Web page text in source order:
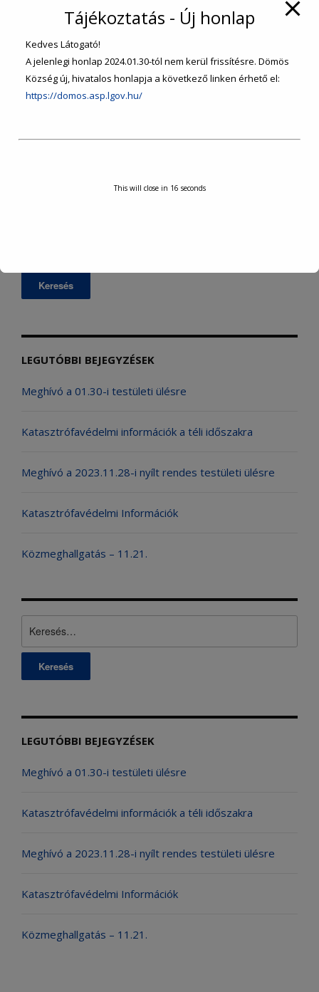
INTÉZMÉNYEK, SZERVEZETEK
TURISZTIKA
LEGUTÓBBI BEJEGYZÉSEK
Meghívó a 01.30-i testületi ülésre
Katasztrófavédelmi információk a téli időszakra
Meghívó a 2023.11.28-i nyílt rendes testületi ülésre
Katasztrófavédelmi Információk
Közmeghallgatás – 11.21.
LEGUTÓBBI BEJEGYZÉSEK
Meghívó a 01.30-i testületi ülésre
Katasztrófavédelmi információk a téli időszakra
Meghívó a 2023.11.28-i nyílt rendes testületi ülésre
Katasztrófavédelmi Információk
Közmeghallgatás – 11.21.
Tájékoztatás - Új honlap
Kedves Látogató!
A jelenlegi honlap 2024.01.30-tól nem kerül frissítésre. Dömös
Község új, hivatalos honlapja a következő linken érhető el:
https://domos.asp.lgov.hu/
This will close in 16 seconds